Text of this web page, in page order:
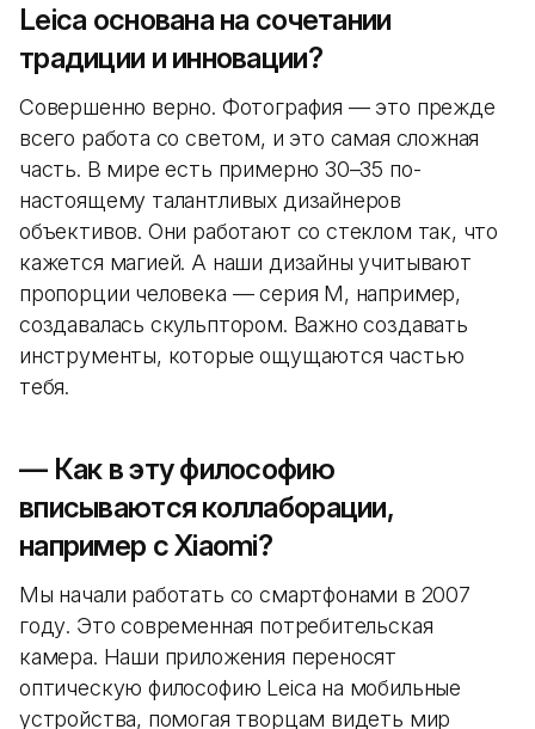
Leica основана на сочетании
традиции и инновации?
Совершенно верно. Фотография — это прежде
всего работа со светом, и это самая сложная
часть. В мире есть примерно 30–35 по-
настоящему талантливых дизайнеров
объективов. Они работают со стеклом так, что
кажется магией. А наши дизайны учитывают
пропорции человека — серия M, например,
создавалась скульптором. Важно создавать
инструменты, которые ощущаются частью
тебя.
— Как в эту философию
вписываются коллаборации,
например с Xiaomi?
Мы начали работать со смартфонами в 2007
году. Это современная потребительская
камера. Наши приложения переносят
оптическую философию Leica на мобильные
устройства, помогая творцам видеть мир